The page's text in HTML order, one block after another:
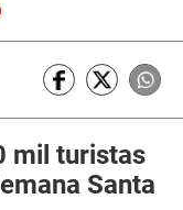
mil turistas
Santa